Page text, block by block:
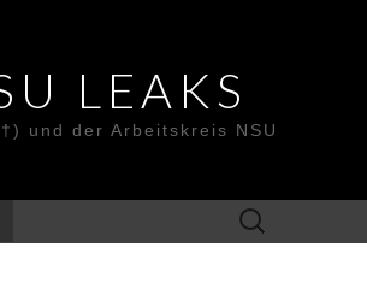
LEAKS
und der Arbeitskreis NSU
Suche
nach: